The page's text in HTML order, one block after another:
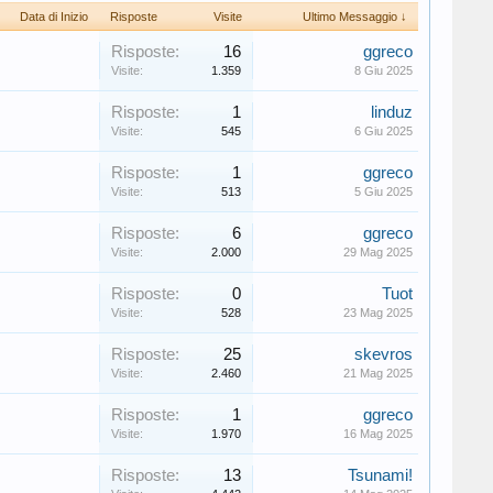
Data di Inizio Risposte Visite Ultimo Messaggio ↓
Risposte: 16
Visite: 1.359
ggreco
8 Giu 2025
Risposte: 1
Visite: 545
linduz
6 Giu 2025
Risposte: 1
Visite: 513
ggreco
5 Giu 2025
Risposte: 6
Visite: 2.000
ggreco
29 Mag 2025
Risposte: 0
Visite: 528
Tuot
23 Mag 2025
Risposte: 25
Visite: 2.460
skevros
21 Mag 2025
Risposte: 1
Visite: 1.970
ggreco
16 Mag 2025
Risposte: 13 Tsunami!